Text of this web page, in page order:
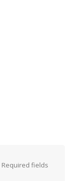
Required fields